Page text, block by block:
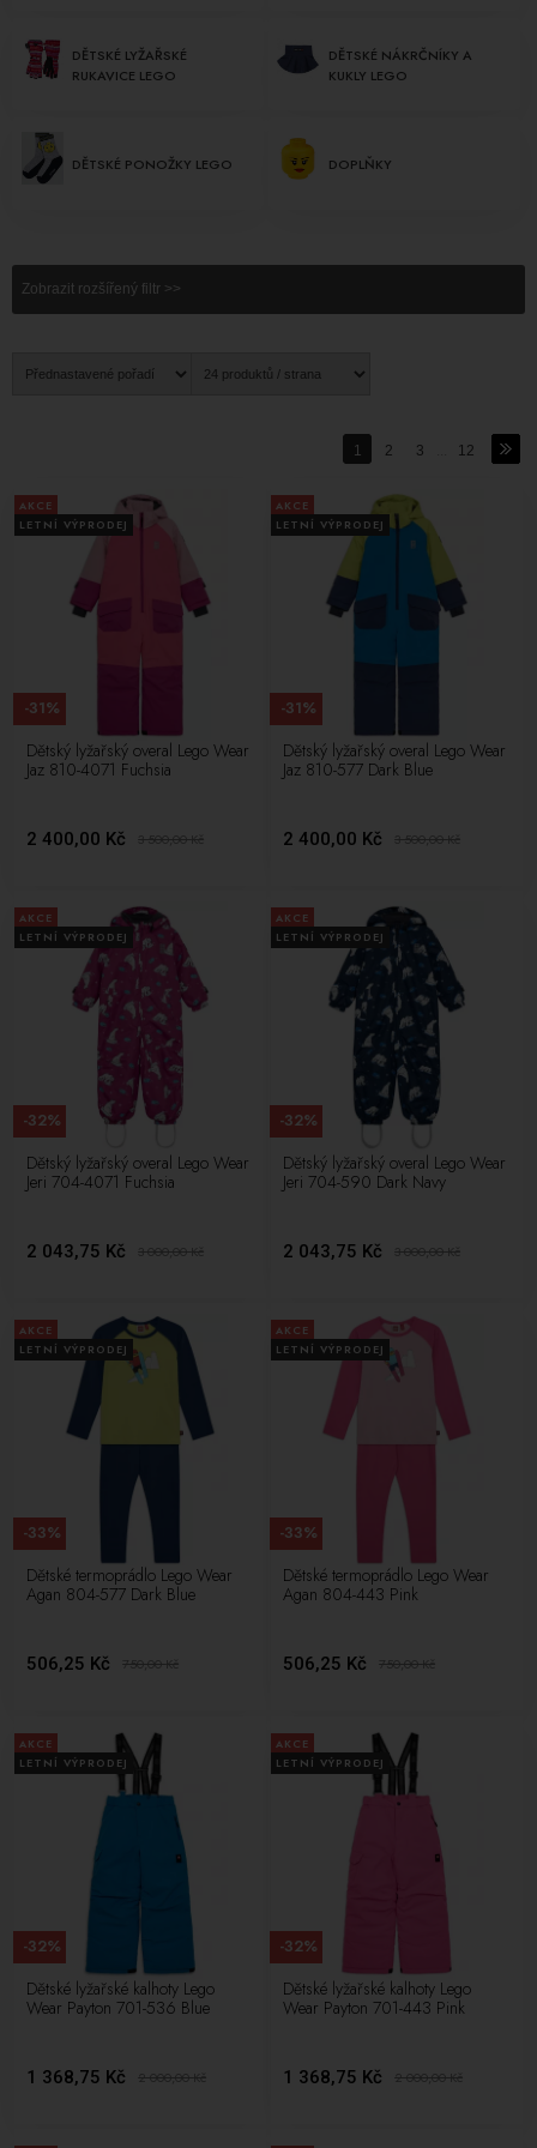
povětrnostními podmínkami.
jdou. Tyto doplňky jsou nejen praktické, ale také stylové a zábavné.
oblečení od Lego Wear pro své děti a uvidíte, že budou šťastné a
spokojené.
DĚTSKÉ LYŽAŘSKÉ
RUKAVICE LEGO
DĚTSKÉ NÁKRČNÍKY A
KUKLY LEGO
DĚTSKÉ PONOŽKY LEGO DOPLŇKY
Zobrazit rozšířený filtr >>
1 2 3 12
AKCE
LETNÍ VÝPRODEJ
Dětský lyžařský overal Lego Wear
Jaz 810-4071 Fuchsia
2 400,00 Kč 3 500,00Kč
-31%
AKCE
LETNÍ VÝPRODEJ
Dětský lyžařský overal Lego Wear
Jaz 810-577 Dark Blue
2 400,00 Kč 3 500,00Kč
-31%
AKCE
LETNÍ VÝPRODEJ
Dětský lyžařský overal Lego Wear
Jeri 704-4071 Fuchsia
2 043,75 Kč 3 000,00Kč
-32%
AKCE
LETNÍ VÝPRODEJ
Dětský lyžařský overal Lego Wear
Jeri 704-590 Dark Navy
2 043,75 Kč 3 000,00Kč
-32%
AKCE
LETNÍ VÝPRODEJ
Dětské termoprádlo Lego Wear
Agan 804-577 Dark Blue
506,25 Kč 750,00Kč
-33%
AKCE
LETNÍ VÝPRODEJ
Dětské termoprádlo Lego Wear
Agan 804-443 Pink
506,25 Kč 750,00Kč
-33%
AKCE
LETNÍ VÝPRODEJ
Dětské lyžařské kalhoty Lego
Wear Payton 701-536 Blue
1 368,75 Kč 2 000,00Kč
-32%
AKCE
LETNÍ VÝPRODEJ
Dětské lyžařské kalhoty Lego
Wear Payton 701-443 Pink
1 368,75 Kč 2 000,00Kč
-32%